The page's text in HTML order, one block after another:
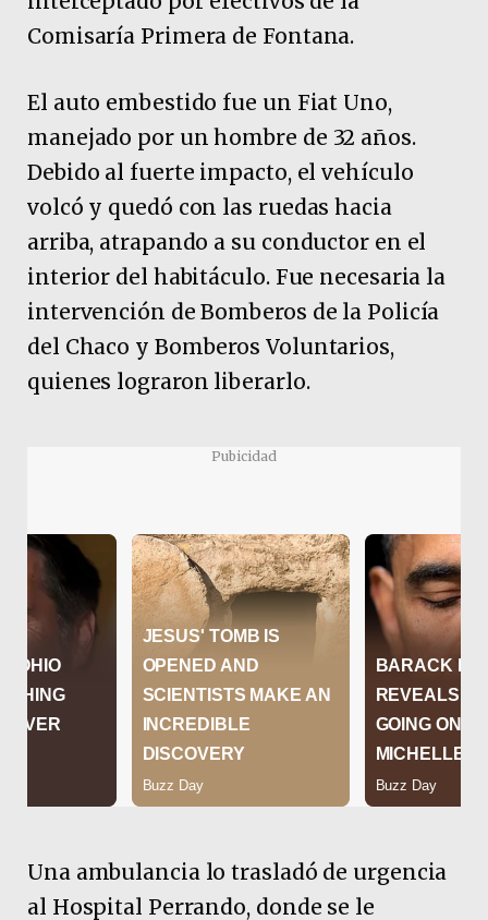
Comisaría Primera de Fontana.
El auto embestido fue un Fiat Uno,
manejado por un hombre de 32 años.
Debido al fuerte impacto, el vehículo
volcó y quedó con las ruedas hacia
arriba, atrapando a su conductor en el
interior del habitáculo. Fue necesaria la
intervención de Bomberos de la Policía
del Chaco y Bomberos Voluntarios,
quienes lograron liberarlo.
Pubicidad
Una ambulancia lo trasladó de urgencia
al Hospital Perrando, donde se le